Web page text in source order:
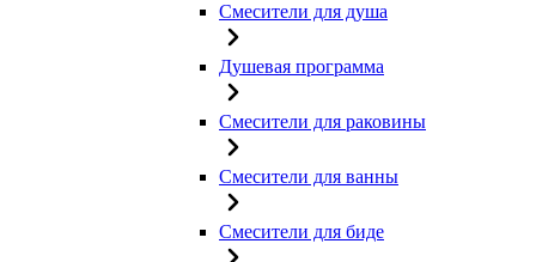
Смесители для душа
Душевая программа
Смесители для раковины
Смесители для ванны
Смесители для биде